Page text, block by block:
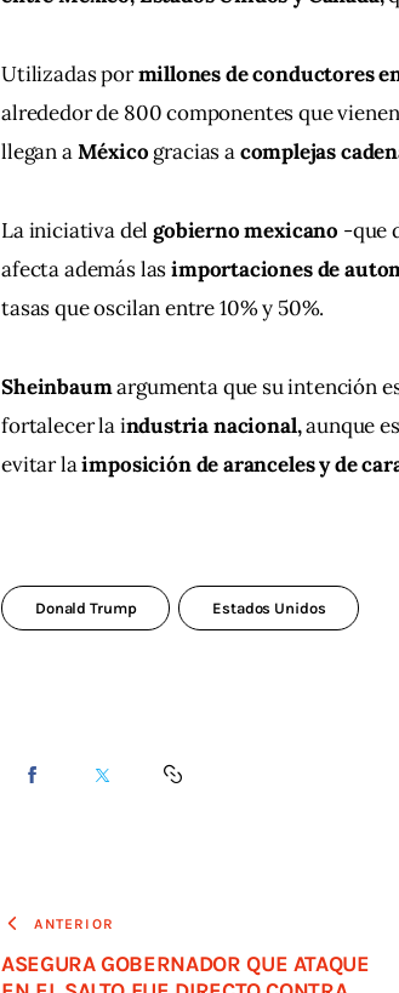
Utilizadas por millones de conductores
alrededor de 800 componentes que
llegan a México gracias a complejas
La iniciativa del gobierno mexicano -que
afecta además las importaciones de
tasas que oscilan entre 10% y 50%.
Sheinbaum argumenta que su intención
fortalecer la industria nacional, aunque
evitar la imposición de aranceles y de
Donald Trump Estados Unidos
ANTERIOR
ASEGURA GOBERNADOR QUE ATAQUE